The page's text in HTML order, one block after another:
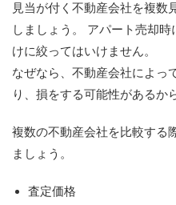
見当が付く不動産会社を複数
しましょう。 アパート売却
けに絞ってはいけません。
なぜなら、不動産会社によっ
り、損をする可能性があるか
複数の不動産会社を比較する
ましょう。
査定価格